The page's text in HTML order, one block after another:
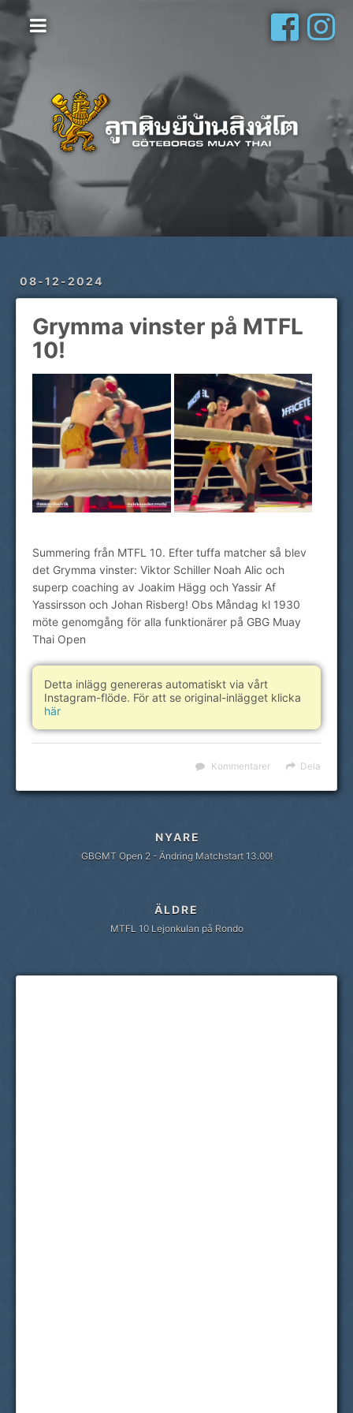
08-12-2024
Grymma vinster på MTFL
10!
Summering från MTFL 10. Efter tuffa matcher så blev
det Grymma vinster: Viktor Schiller Noah Alic och
superp coaching av Joakim Hägg och Yassir Af
Yassirsson och Johan Risberg! Obs Måndag kl 1930
möte genomgång för alla funktionärer på GBG Muay
Thai Open
Detta inlägg genereras automatiskt via vårt
Instagram-flöde. För att se original-inlägget klicka
här
Dela
Kommentarer
NYARE
GBGMT Open 2 - Ändring Matchstart 13.00!
ÄLDRE
MTFL 10 Lejonkulan på Rondo
Hem
Vanliga frågor
Om oss
Schema
Privatlektioner